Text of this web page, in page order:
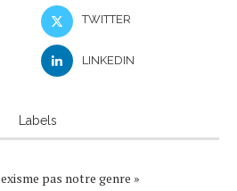
TWITTER
LINKEDIN
Labels
pas notre genre »